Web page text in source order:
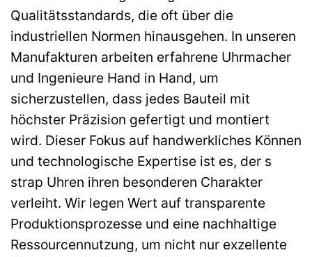
Qualitätsstandards, die oft über die
industriellen Normen hinausgehen. In unseren
Manufakturen arbeiten erfahrene Uhrmacher
und Ingenieure Hand in Hand, um
sicherzustellen, dass jedes Bauteil mit
höchster Präzision gefertigt und montiert
wird. Dieser Fokus auf handwerkliches Können
und technologische Expertise ist es, der s
strap Uhren ihren besonderen Charakter
verleiht. Wir legen Wert auf transparente
Produktionsprozesse und eine nachhaltige
Ressourcennutzung, um nicht nur exzellente